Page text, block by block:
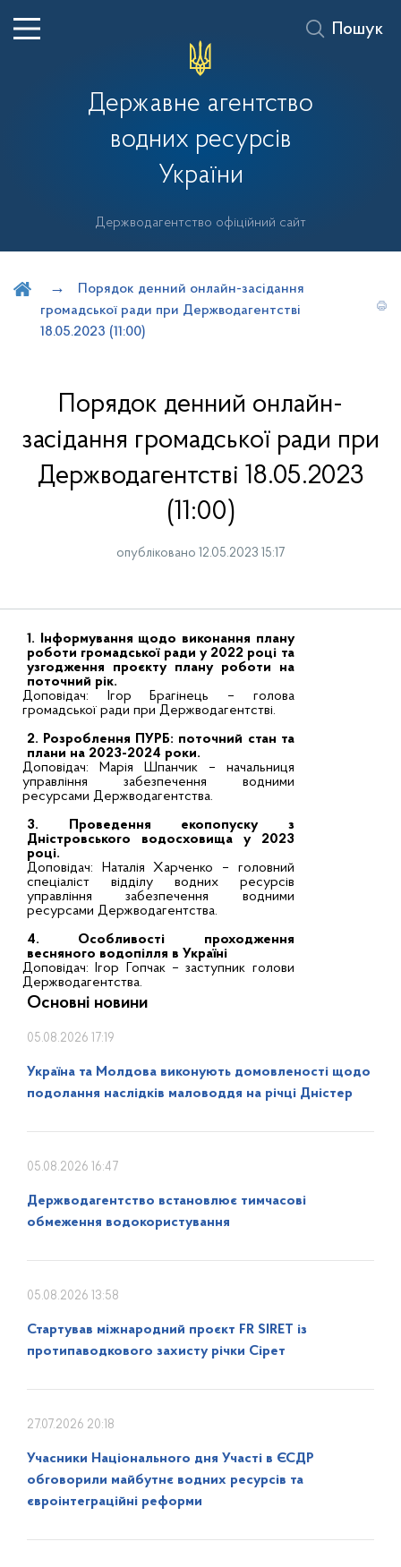
Державне агентство
водних ресурсів
України
Держводагентство офіційний сайт
Пошук
Порядок денний онлайн-засідання
громадської ради при Держводагентстві
18.05.2023 (11:00)
Порядок денний онлайн-
засідання громадської ради при
Держводагентстві 18.05.2023
(11:00)
опубліковано 12.05.2023 15:17
1. Інформування щодо виконання плану
роботи громадської ради у 2022 році та
узгодження проєкту плану роботи на
поточний рік.
Доповідач: Ігор Брагінець – голова
громадської ради при Держводагентстві.
2. Розроблення ПУРБ: поточний стан та
плани на 2023-2024 роки.
Доповідач: Марія Шпанчик – начальниця
управління забезпечення водними
ресурсами Держводагентства.
3. Проведення екопопуску з
Дністровського водосховища у 2023
році.
Доповідач: Наталія Харченко – головний
спеціаліст відділу водних ресурсів
управління забезпечення водними
ресурсами Держводагентства.
4. Особливості проходження
весняного водопілля в Україні
Доповідач: Ігор Гопчак – заступник голови
Держводагентства.
Основні новини
05.08.2026 17:19
Україна та Молдова виконують домовленості щодо
подолання наслідків маловоддя на річці Дністер
05.08.2026 16:47
Держводагентство встановлює тимчасові
обмеження водокористування
05.08.2026 13:58
Стартував міжнародний проєкт FR SIRET із
протипаводкового захисту річки Сірет
27.07.2026 20:18
Учасники Національного дня Участі в ЄСДР
обговорили майбутнє водних ресурсів та
євроінтеграційні реформи